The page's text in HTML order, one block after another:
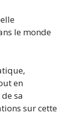
le monde
en
sa
sur cette